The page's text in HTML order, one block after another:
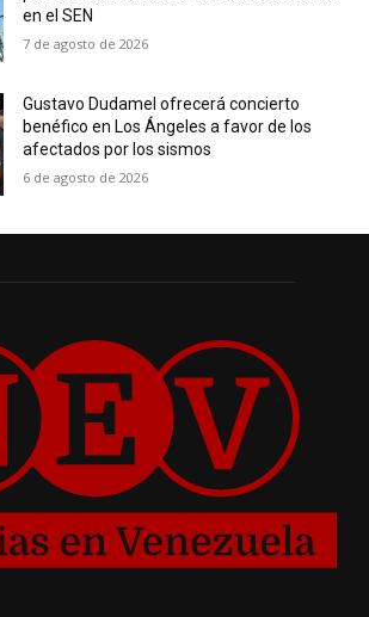
en el SEN
7 de agosto de 2026
Gustavo Dudamel ofrecerá concierto
benéfico en Los Ángeles a favor de los
afectados por los sismos
6 de agosto de 2026